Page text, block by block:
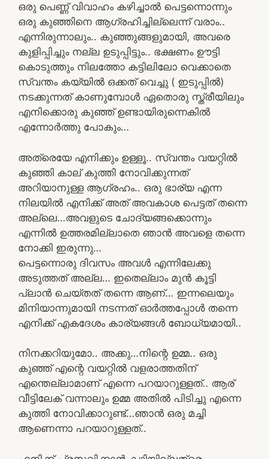
ഒരു പെണ്ണ് വിവാഹം കഴിച്ചാൽ പെട്ടന്നൊന്നും
ഒരു കുഞ്ഞിനെ ആഗ്രഹിച്ചില്ലെന്ന് വരാം..
എന്നിരുന്നാലും.. കുഞ്ഞുങ്ങളുമായി, അവരെ
കുളിപ്പിച്ചും നല്ല ഉടുപ്പിട്ടും.. ഭക്ഷണം ഊട്ടി
കൊടുത്തും നിലത്തോ കട്ടിലിലോ വെക്കാതെ
സ്വന്തം കയ്യിൽ ഒക്കത് വെച്ചു ( ഇടുപ്പിൽ)
നടക്കുന്നത് കാണുമ്പോൾ ഏതൊരു സ്ത്രീയിലും
എനിക്കൊരു കുഞ്ഞ് ഉണ്ടായിരുന്നെകിൽ
എന്നോർത്തു പോകും…
അത്രെയേ എനിക്കും ഉള്ളൂ.. സ്വന്തം വയറ്റിൽ
കുഞ്ഞി കാല് കുത്തി നോവിക്കുന്നത്
അറിയാനുള്ള ആഗ്രഹം.. ഒരു ഭാര്യ എന്ന
നിലയിൽ എനിക്ക് അത് അവകാശ പെട്ടത് തന്നെ
അല്ലെ…അവളുടെ ചോദ്യങ്ങക്കൊന്നും
എന്നിൽ ഉത്തരമില്ലാതെ ഞാൻ അവളെ തന്നെ
നോക്കി ഇരുന്നു…
പെട്ടന്നൊരു ദിവസം അവൾ എന്നിലേക്കു
അടുത്തത് അല്ല… ഇതെല്ലാം മുൻ കൂട്ടി
പ്ലാൻ ചെയ്തത് തന്നെ ആണ്… ഇന്നലെയും
മിനിയാന്നുമായി നടന്നത് ഓർത്തപ്പോൾ തന്നെ
എനിക്ക് എകദേശം കാര്യങ്ങൾ ബോധ്യമായി..
നിനക്കറിയുമോ.. അക്കു…നിന്റെ ഉമ്മ.. ഒരു
കുഞ്ഞ് എന്റെ വയറ്റിൽ വളരാത്തതിന്
എന്തെല്ലാമാണ് എന്നെ പറയാറുള്ളത്.. ആര്
വീട്ടിലേക് വന്നാലും ഉമ്മ അതിൽ പിടിച്ചു എന്നെ
കുത്തി നോവിക്കാറുണ്ട്…ഞാൻ ഒരു മച്ചി
ആണെന്നാ പറയാറുള്ളത്..